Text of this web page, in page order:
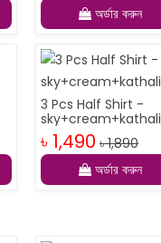
অর্ডার করুন
3 Pcs Half Shirt -
sky+cream+kathali
৳ 1,490 ৳ 1,890
অর্ডার করুন